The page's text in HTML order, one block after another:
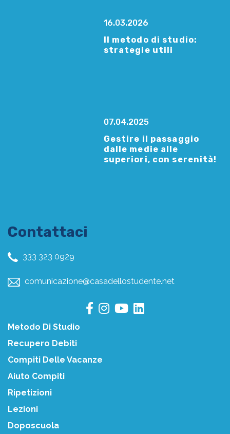
16.03.2026
Il metodo di studio:
strategie utili
07.04.2025
Gestire il passaggio
dalle medie alle
superiori, con serenità!
Contattaci
333 323 0929
comunicazione@casadellostudente.net
Metodo Di Studio
Recupero Debiti
Compiti Delle Vacanze
Aiuto Compiti
Ripetizioni
Lezioni
Doposcuola